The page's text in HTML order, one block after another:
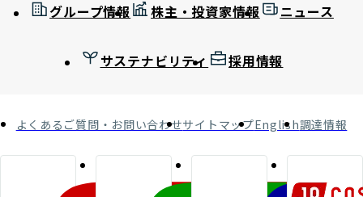
グループ情報 株主・投資家情報 ニュース
サステナビリティ 採用情報
よくあるご質問・お問い合わせサイトマップEnglish調達情報